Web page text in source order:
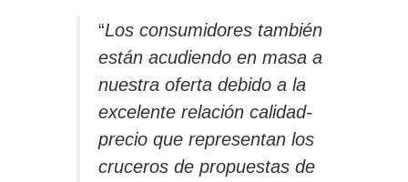
“Los consumidores también
están acudiendo en masa a
nuestra oferta debido a la
excelente relación calidad-
precio que representan los
cruceros de propuestas de